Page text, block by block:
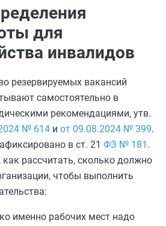
для
инвалидов
резервируемых вакансий
самостоятельно в
рекомендациями, утв.
№ 614 и от 09.08.2024 № 399.
в ст. 21 ФЗ № 181 .
рассчитать, сколько должно
чтобы выполнить
именно рабочих мест надо